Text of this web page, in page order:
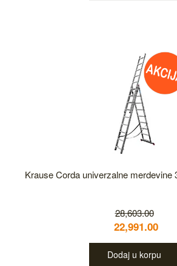
Krause Corda univerzalne merdevine
28,603.00
22,991.00
Dodaj u korpu